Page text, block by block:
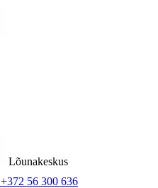
Lõunakeskus
+372 56 300 636